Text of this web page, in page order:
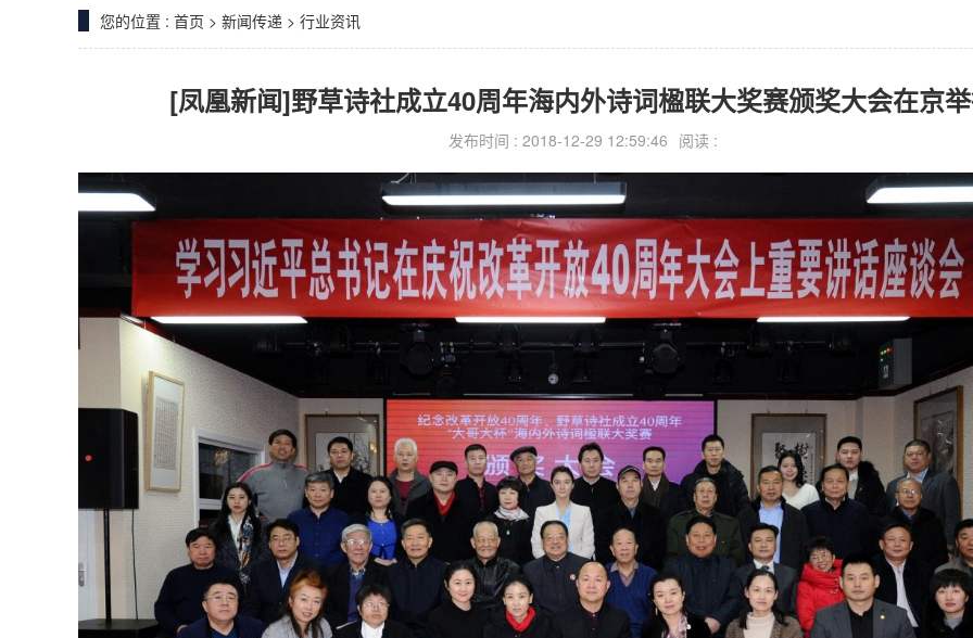
您的位置 : 首页 > 新闻传递 > 行业资讯
[凤凰新闻]野草诗社成立40周年海内外诗词楹联大奖赛颁奖大会在京
发布时间 : 2018-12-29 12:59:46 阅读 :